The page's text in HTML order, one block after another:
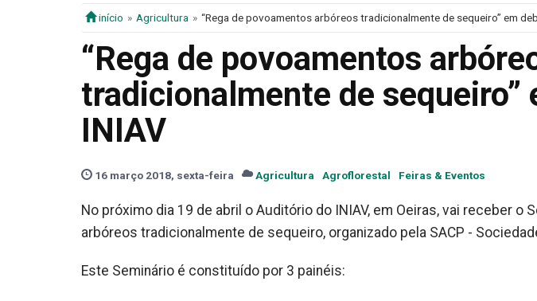
início Agricultura “Rega de povoamentos arbóreos tradicionalmente de sequeiro” em
“Rega de povoamentos
tradicionalmente de sequeiro”
INIAV
16 março 2018, sexta-feira Agricultura Agroflorestal Feiras & Eventos
No próximo dia 19 de abril o Auditório do INIAV, em Oeiras, vai receber o
arbóreos tradicionalmente de sequeiro, organizado pela SACP -
Este Seminário é constituído por 3 painéis: